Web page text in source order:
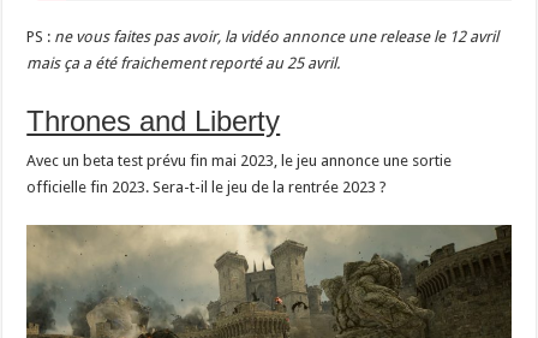
PS : ne vous faites pas avoir, la vidéo annonce une release le 12 avril
mais ça a été fraichement reporté au 25 avril.
Thrones and Liberty
Avec un beta test prévu fin mai 2023, le jeu annonce une sortie
officielle fin 2023. Sera-t-il le jeu de la rentrée 2023 ?